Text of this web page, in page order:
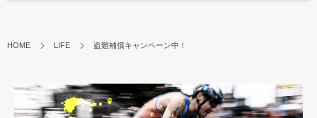
HOME LIFE 盗難補償キャンペーン中！